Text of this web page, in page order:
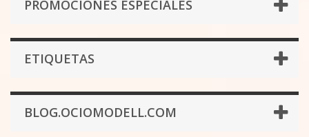
PROMOCIONES ESPECIALES
ETIQUETAS
BLOG.OCIOMODELL.COM